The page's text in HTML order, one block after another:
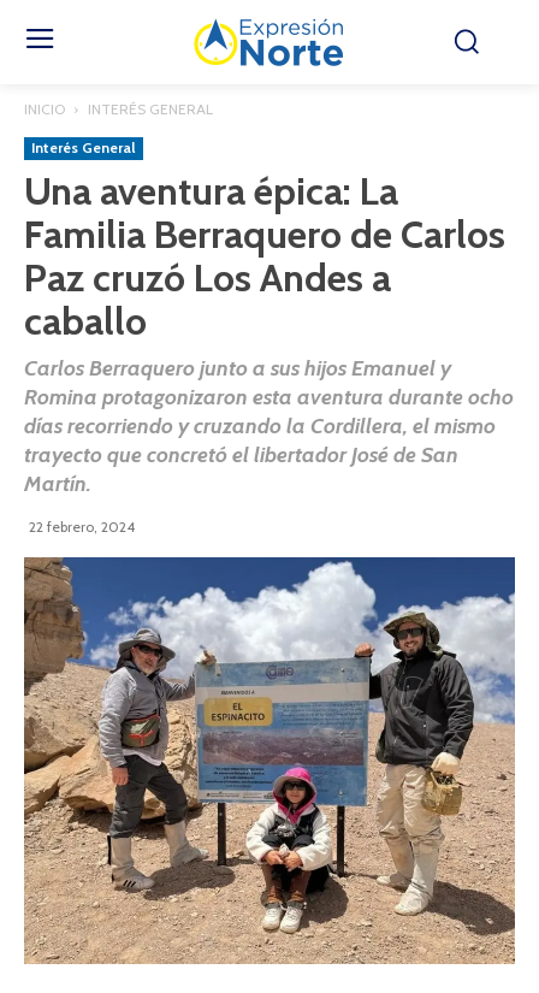
INICIO INTERÉS GENERAL
Interés General
Una aventura épica: La
Familia Berraquero de Carlos
Paz cruzó Los Andes a
caballo
Carlos Berraquero junto a sus hijos Emanuel y
Romina protagonizaron esta aventura durante ocho
días recorriendo y cruzando la Cordillera, el mismo
trayecto que concretó el libertador José de San
Martín.
22 febrero, 2024